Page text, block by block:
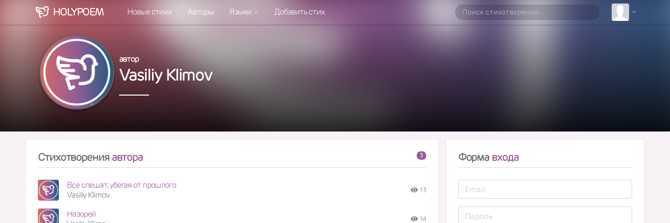
HOLYPOEM Новые стихи Авторы Языки Добавить стих
автор
Vasiliy Klimov
Стихотворения автора 3
Все спешат, убегая от прошлого
Vasiliy Klimov
13
Назорей
14
Форма входа